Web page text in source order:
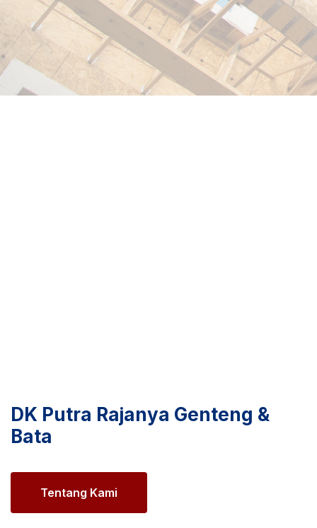
DK Putra Rajanya Genteng &
Bata
Tentang Kami